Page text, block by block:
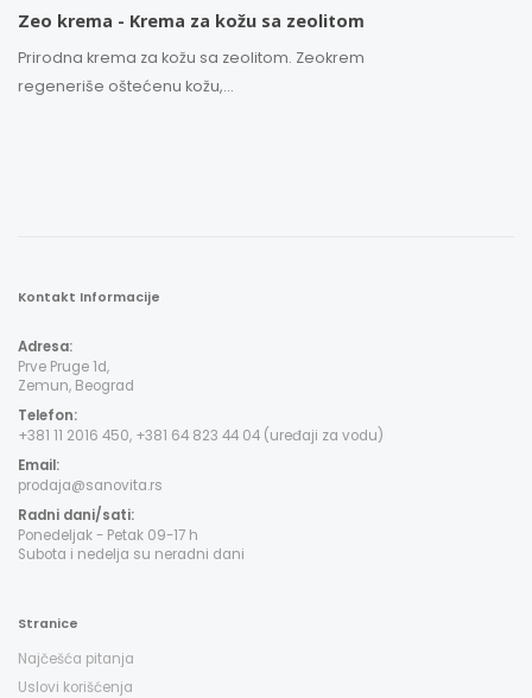
Zeo krema - Krema za kožu sa zeolitom
Prirodna krema za kožu sa zeolitom. Zeokrem
regeneriše oštećenu kožu,...
Kontakt Informacije
Adresa:
Prve Pruge 1d,
Zemun, Beograd
Telefon:
+381 11 2016 450, +381 64 823 44 04 (uređaji za vodu)
Email:
prodaja@sanovita.rs
Radni dani/sati:
Ponedeljak - Petak 09-17 h
Subota i nedelja su neradni dani
Stranice
Najčešća pitanja
Uslovi korišćenja